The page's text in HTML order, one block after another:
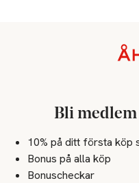
Bli
10% på ditt första köp
Bonus på alla köp
Bonuscheckar